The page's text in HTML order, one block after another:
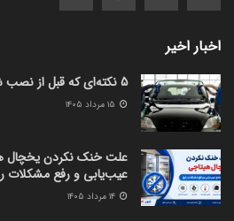
اخبار اخیر
5 نکته‌ای که قبل از نصب شیشه جلو خودرو باید بدانید
علت خنک نکردن یخچال
عیب‌یابی و رفع مشکلات